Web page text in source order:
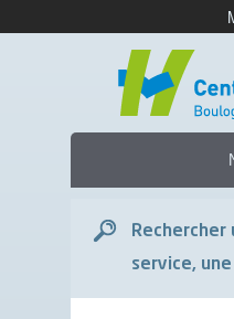
Rechercher
service,